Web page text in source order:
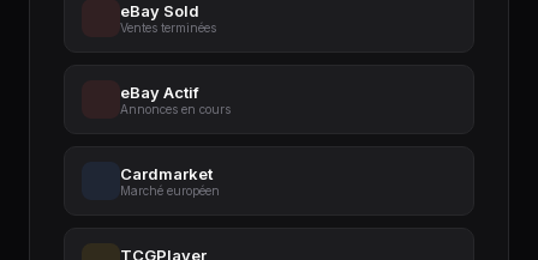
eBay Sold
Ventes terminées
eBay Actif
Annonces en cours
Cardmarket
Marché européen
TCGPlayer